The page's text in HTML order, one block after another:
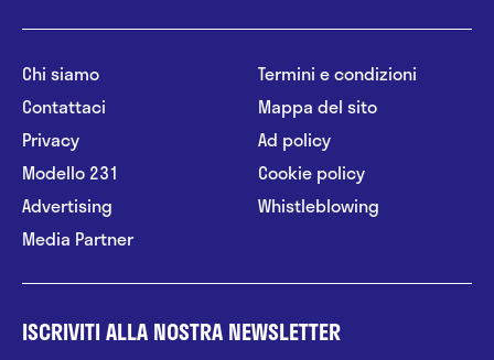
Chi siamo
Contattaci
Privacy
Modello 231
Advertising
Media Partner
Termini e condizioni
Mappa del sito
Ad policy
Cookie policy
Whistleblowing
ISCRIVITI ALLA NOSTRA NEWSLETTER